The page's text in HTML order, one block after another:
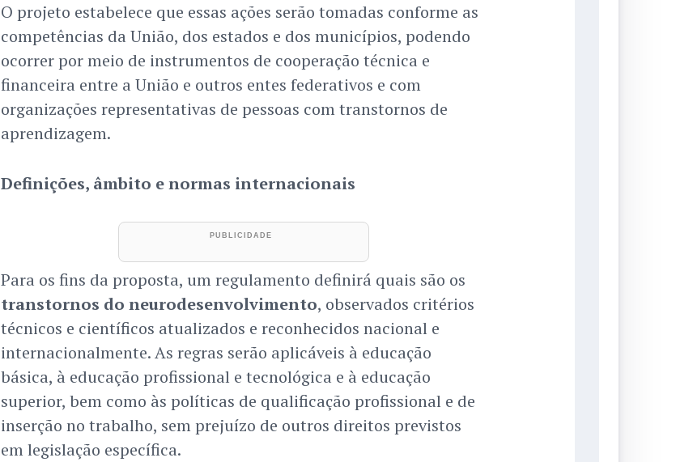
O projeto estabelece que essas ações serão tomadas conforme as
competências da União, dos estados e dos municípios, podendo
ocorrer por meio de instrumentos de cooperação técnica e
financeira entre a União e outros entes federativos e com
organizações representativas de pessoas com transtornos de
aprendizagem.
Definições, âmbito e normas internacionais
Para os fins da proposta, um regulamento definirá quais são os
transtornos do neurodesenvolvimento, observados critérios
técnicos e científicos atualizados e reconhecidos nacional e
internacionalmente. As regras serão aplicáveis à educação
básica, à educação profissional e tecnológica e à educação
superior, bem como às políticas de qualificação profissional e de
inserção no trabalho, sem prejuízo de outros direitos previstos
em legislação específica.